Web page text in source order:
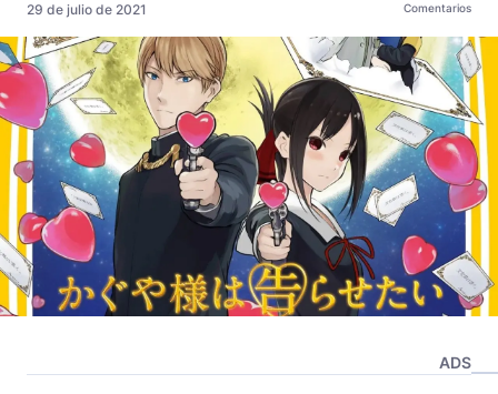
29 de julio de 2021 Comentarios
ADS